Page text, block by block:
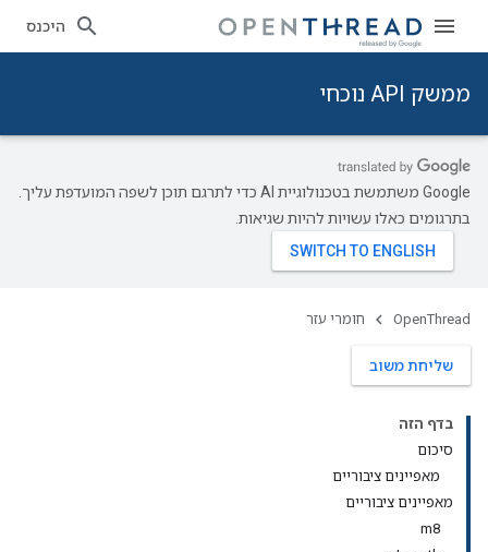
היכנס
ממשק API נוכחי
‫Google משתמשת בטכנולוגיית AI כדי לתרגם תוכן לשפה המועדפת עליך.
בתרגומים כאלו עשויות להיות שגיאות.
OpenThread חומרי עזר
שליחת משוב
בדף הזה
סיכום
מאפיינים ציבוריים
מאפיינים ציבוריים
m8